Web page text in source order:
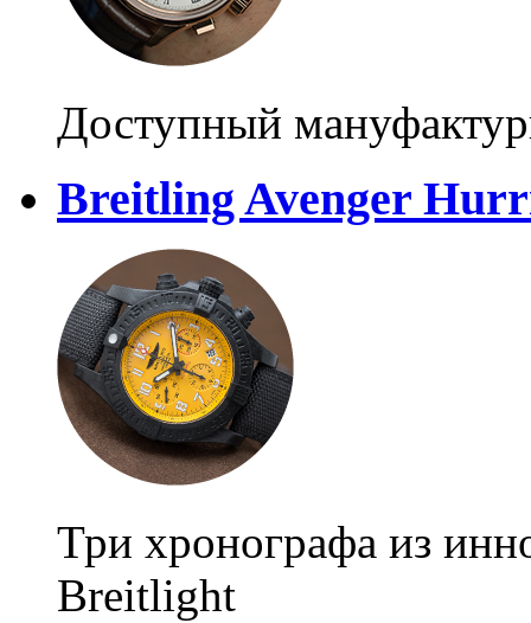
Доступный
Breitling Avenger
Три хронографа из
Breitlight